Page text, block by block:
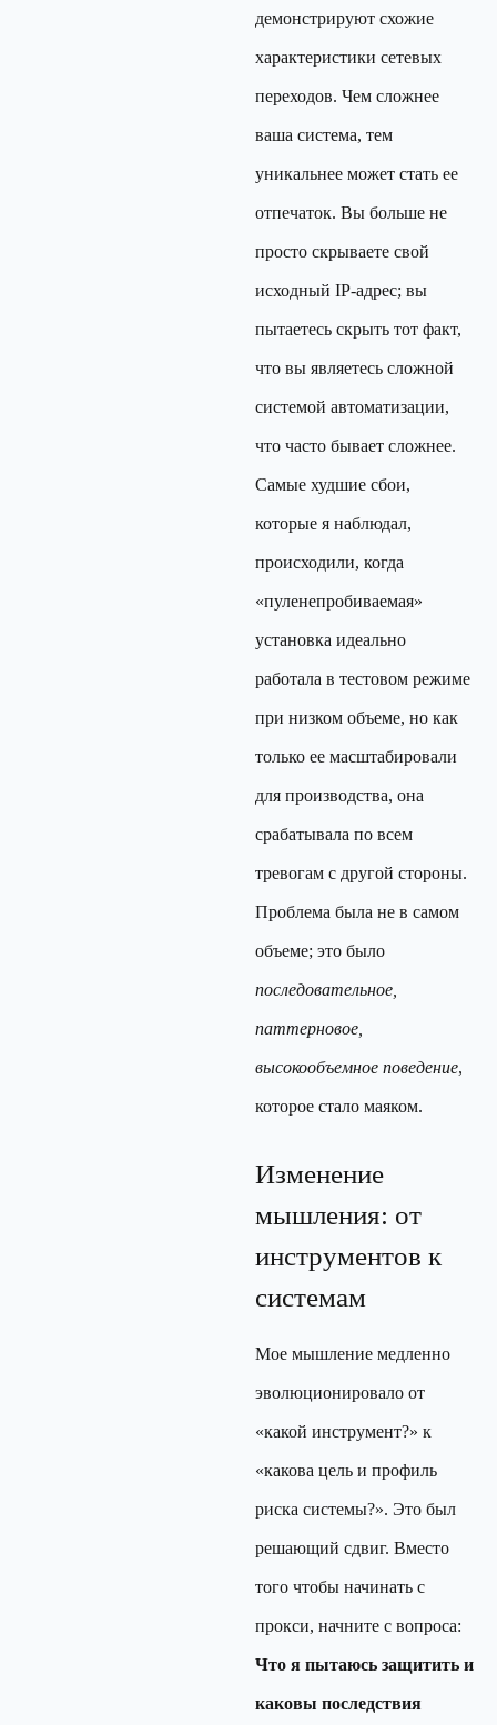
демонстрируют схожие
характеристики сетевых
переходов. Чем сложнее
ваша система, тем
уникальнее может стать ее
отпечаток. Вы больше не
просто скрываете свой
исходный IP-адрес; вы
пытаетесь скрыть тот факт,
что вы являетесь сложной
системой автоматизации,
что часто бывает сложнее.
Самые худшие сбои,
которые я наблюдал,
происходили, когда
«пуленепробиваемая»
установка идеально
работала в тестовом режиме
при низком объеме, но как
только ее масштабировали
для производства, она
срабатывала по всем
тревогам с другой стороны.
Проблема была не в самом
объеме; это было
последовательное,
паттерновое,
высокообъемное поведение,
которое стало маяком.
Изменение
мышления: от
инструментов к
системам
Мое мышление медленно
эволюционировало от
«какой инструмент?» к
«какова цель и профиль
риска системы?». Это был
решающий сдвиг. Вместо
того чтобы начинать с
прокси, начните с вопроса:
Что я пытаюсь защитить и
каковы последствия